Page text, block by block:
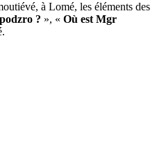
à Lomé, les éléments des
? », « Où est Mgr